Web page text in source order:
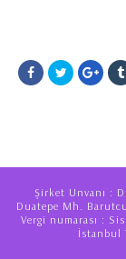
Şirket Unvanı :
Duatepe Mh.
Vergi numarası :
İstanbul